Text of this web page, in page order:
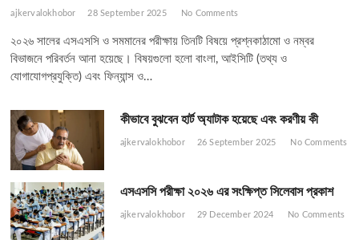
ajkervalokhobor 28 September 2025 No Comments
২০২৬ সালের এসএসসি ও সমমানের পরীক্ষায় তিনটি বিষয়ে প্রশ্নকাঠামো ও নম্বর
বিভাজনে পরিবর্তন আনা হয়েছে। বিষয়গুলো হলো বাংলা, আইসিটি (তথ্য ও
যোগাযোগপ্রযুক্তি) এবং ফিন্যান্স ও…
কীভাবে বুঝবেন হার্ট অ্যাটাক হয়েছে এবং করণীয় কী
ajkervalokhobor 26 September 2025 No Comments
এসএসসি পরীক্ষা ২০২৬ এর সংক্ষিপ্ত সিলেবাস প্রকাশ
ajkervalokhobor 29 December 2024 No Comments